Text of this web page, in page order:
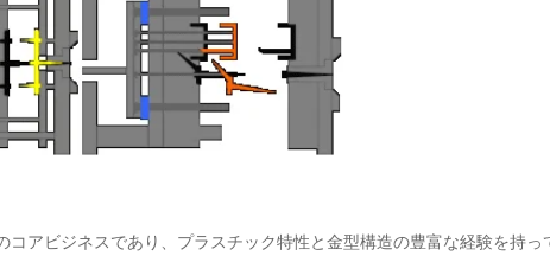
アビジネスであり、プラスチック特性と金型構造の豊富な経験を持